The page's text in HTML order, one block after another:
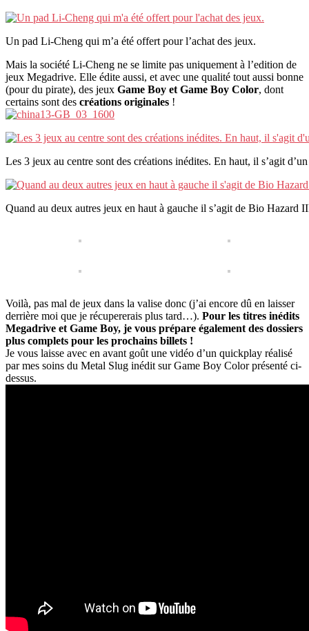
Un pad Li-Cheng qui m’a été offert pour l’achat des jeux.
Mais la société Li-Cheng ne se limite pas uniquement à l’edition de
jeux Megadrive. Elle édite aussi, et avec une qualité tout aussi bonne
(pour du pirate), des jeux Game Boy et Game Boy Color, dont
certains sont des créations originales !
Les 3 jeux au centre sont des créations inédites. En haut, il s’agit
Quand au deux autres jeux en haut à gauche il s’agit de Bio Hazard
Voilà, pas mal de jeux dans la valise donc (j’ai encore dû en laisser
derrière moi que je récupererais plus tard…). Pour les titres inédits
Megadrive et Game Boy, je vous prépare également des dossiers
plus complets pour les prochains billets !
Je vous laisse avec en avant goût une vidéo d’un quickplay réalisé
par mes soins du Metal Slug inédit sur Game Boy Color présenté ci-
dessus.